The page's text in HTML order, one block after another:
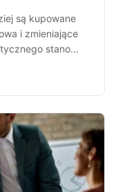
są kupowane
i zmieniające
stano...